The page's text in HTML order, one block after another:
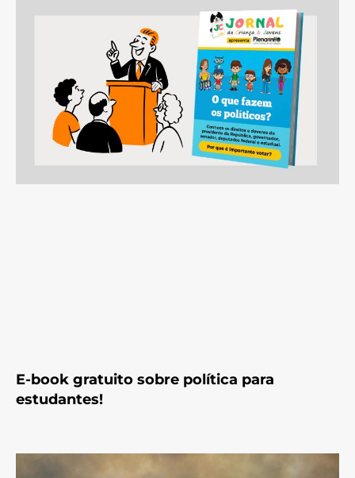
E-book gratuito sobre política para
estudantes!